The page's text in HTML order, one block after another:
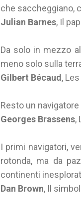
che saccheggiano,
Julian Barnes, Il
Da solo in mezzo
meno solo sulla
Gilbert Bécaud ,
Resto un
Georges Brassens,
I primi navigatori,
rotonda, ma da
continenti
Dan Brown, Il